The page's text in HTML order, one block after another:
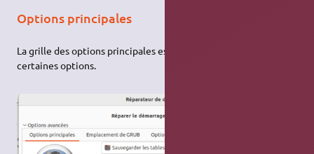
Options principales
La grille des options principales est affichée pré-remplie avec
certaines options.